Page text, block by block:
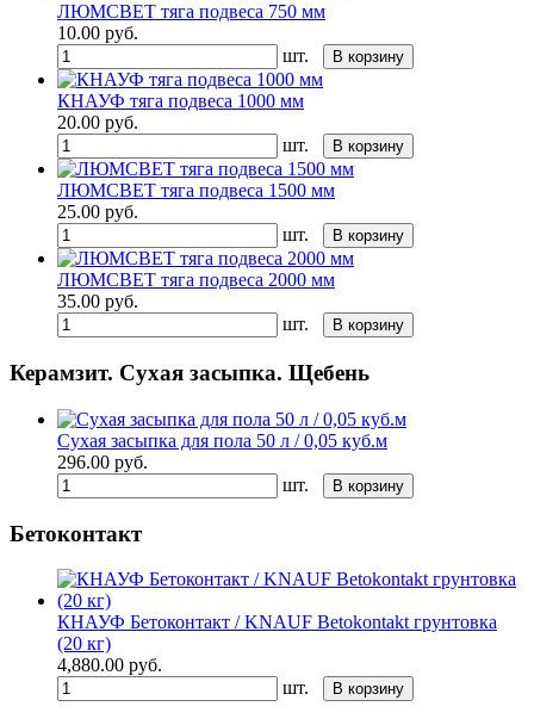
ЛЮМСВЕТ тяга подвеса 750 мм
10.00 руб.
шт.
В корзину
КНАУФ тяга подвеса 1000 мм
20.00 руб.
шт.
В корзину
ЛЮМСВЕТ тяга подвеса 1500 мм
25.00 руб.
шт.
В корзину
ЛЮМСВЕТ тяга подвеса 2000 мм
35.00 руб.
шт.
В корзину
Керамзит. Сухая засыпка. Щебень
Сухая засыпка для пола 50 л / 0,05 куб.м
296.00 руб.
шт.
В корзину
Бетоконтакт
КНАУФ Бетоконтакт / KNAUF Betokontakt грунтовка
(20 кг)
4,880.00 руб.
шт.
В корзину